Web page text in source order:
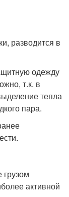
разводится в
одежду
т.к. в
тепла
пара.
активной